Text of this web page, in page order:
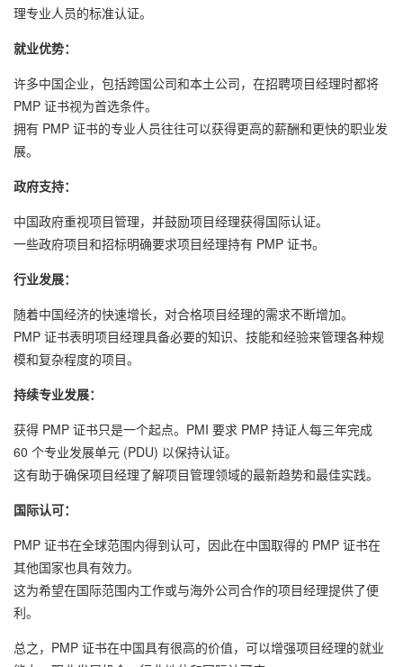
理专业人员的标准认证。
就业优势：
许多中国企业，包括跨国公司和本土公司，在招聘项目经理时都将
PMP 证书视为首选条件。
拥有 PMP 证书的专业人员往往可以获得更高的薪酬和更快的职业发
展。
政府支持：
中国政府重视项目管理，并鼓励项目经理获得国际认证。
一些政府项目和招标明确要求项目经理持有 PMP 证书。
行业发展：
随着中国经济的快速增长，对合格项目经理的需求不断增加。
PMP 证书表明项目经理具备必要的知识、技能和经验来管理各种规
模和复杂程度的项目。
持续专业发展：
获得 PMP 证书只是一个起点。PMI 要求 PMP 持证人每三年完成
60 个专业发展单元 (PDU) 以保持认证。
这有助于确保项目经理了解项目管理领域的最新趋势和最佳实践。
国际认可：
PMP 证书在全球范围内得到认可，因此在中国取得的 PMP 证书在
其他国家也具有效力。
这为希望在国际范围内工作或与海外公司合作的项目经理提供了便
利。
总之，PMP 证书在中国具有很高的价值，可以增强项目经理的就业